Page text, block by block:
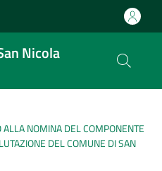
Nicola
NOMINA DEL COMPONENTE
DEL COMUNE DI SAN